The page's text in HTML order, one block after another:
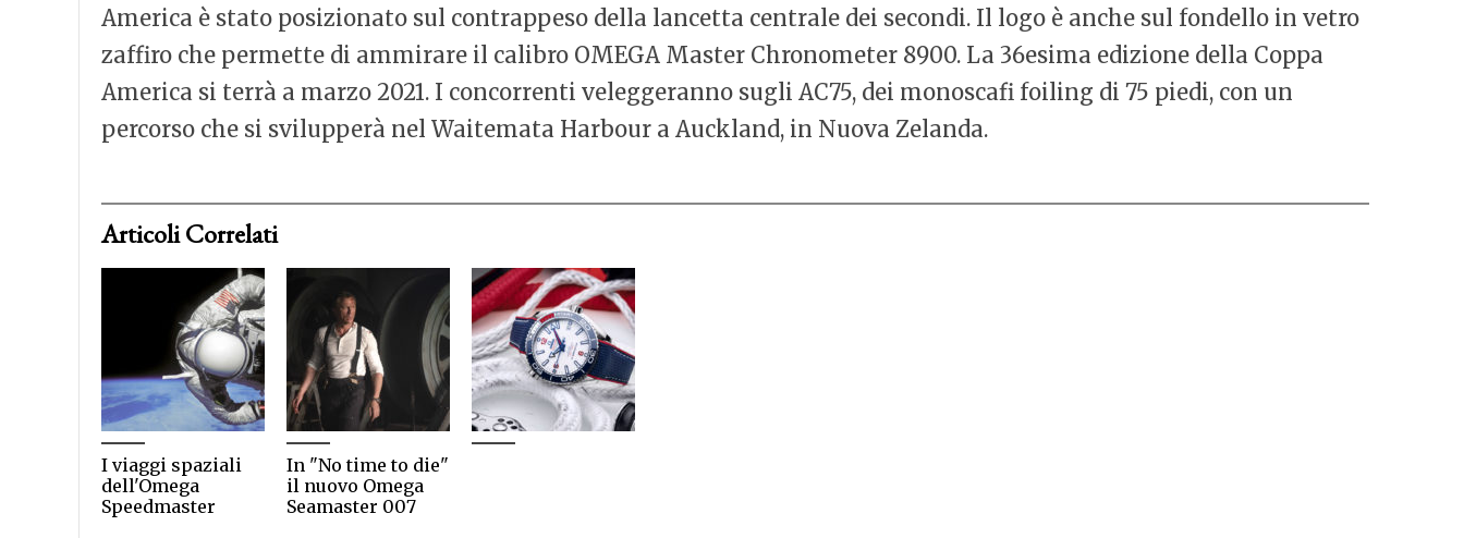
America è stato posizionato sul contrappeso della lancetta centrale dei secondi. Il logo è anche sul fondello in vetro
zaffiro che permette di ammirare il calibro OMEGA Master Chronometer 8900. La 36esima edizione della Coppa
America si terrà a marzo 2021. I concorrenti veleggeranno sugli AC75, dei monoscafi foiling di 75 piedi, con un
percorso che si svilupperà nel Waitemata Harbour a Auckland, in Nuova Zelanda.
Articoli Correlati
I viaggi spaziali
dell'Omega
Speedmaster
In "No time to die"
il nuovo Omega
Seamaster 007